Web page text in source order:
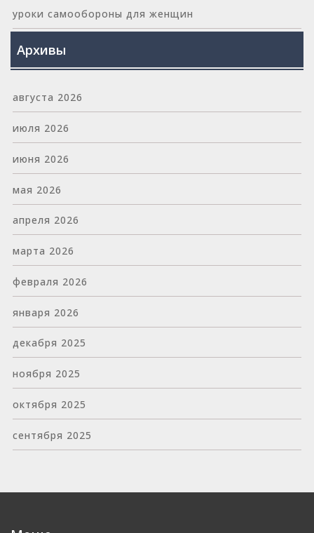
уроки самообороны для женщин
Архивы
августа 2026
июля 2026
июня 2026
мая 2026
апреля 2026
марта 2026
февраля 2026
января 2026
декабря 2025
ноября 2025
октября 2025
сентября 2025